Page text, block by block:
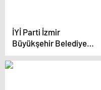
İYİ Parti İzmir
Büyükşehir Belediye
Başkan Adayı Ümit
Özlale, projelerini